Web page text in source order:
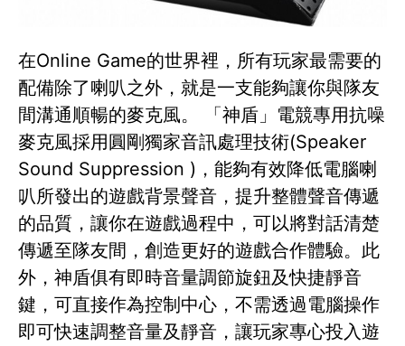
在Online Game的世界裡，所有玩家最需要的
配備除了喇叭之外，就是一支能夠讓你與隊友
間溝通順暢的麥克風。 「神盾」電競專用抗噪
麥克風採用圓剛獨家音訊處理技術(Speaker
Sound Suppression )，能夠有效降低電腦喇
叭所發出的遊戲背景聲音，提升整體聲音傳遞
的品質，讓你在遊戲過程中，可以將對話清楚
傳遞至隊友間，創造更好的遊戲合作體驗。此
外，神盾俱有即時音量調節旋鈕及快捷靜音
鍵，可直接作為控制中心，不需透過電腦操作
即可快速調整音量及靜音，讓玩家專心投入遊